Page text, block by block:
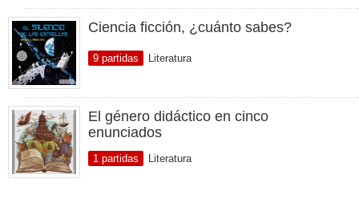
Ciencia ficción, ¿cuánto sabes?
9 partidas Literatura
El género didáctico en cinco
enunciados
1 partidas Literatura